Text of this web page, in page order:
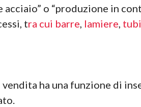
o “produzione in
tra cui barre, lamiere,
ha una funzione di